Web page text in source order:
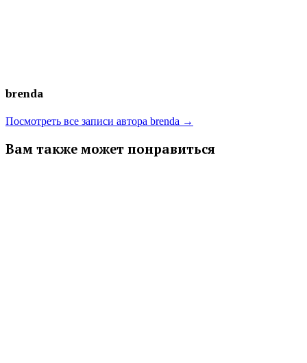
brenda
Посмотреть все записи автора brenda →
Вам также может понравиться